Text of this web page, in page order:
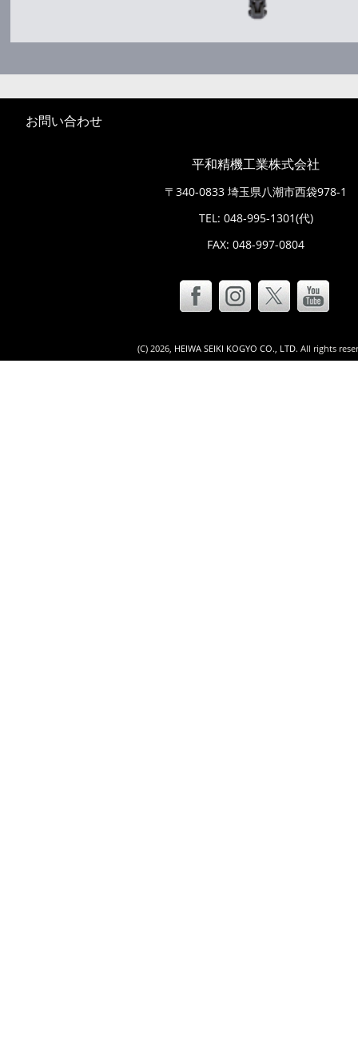
お問い合わせ
平和精機工業株式会社
〒340-0833 埼玉県八潮市西袋978-1
TEL: 048-995-1301(代)
FAX: 048-997-0804
(C) 2026, HEIWA SEIKI KOGYO CO., LTD. All rights